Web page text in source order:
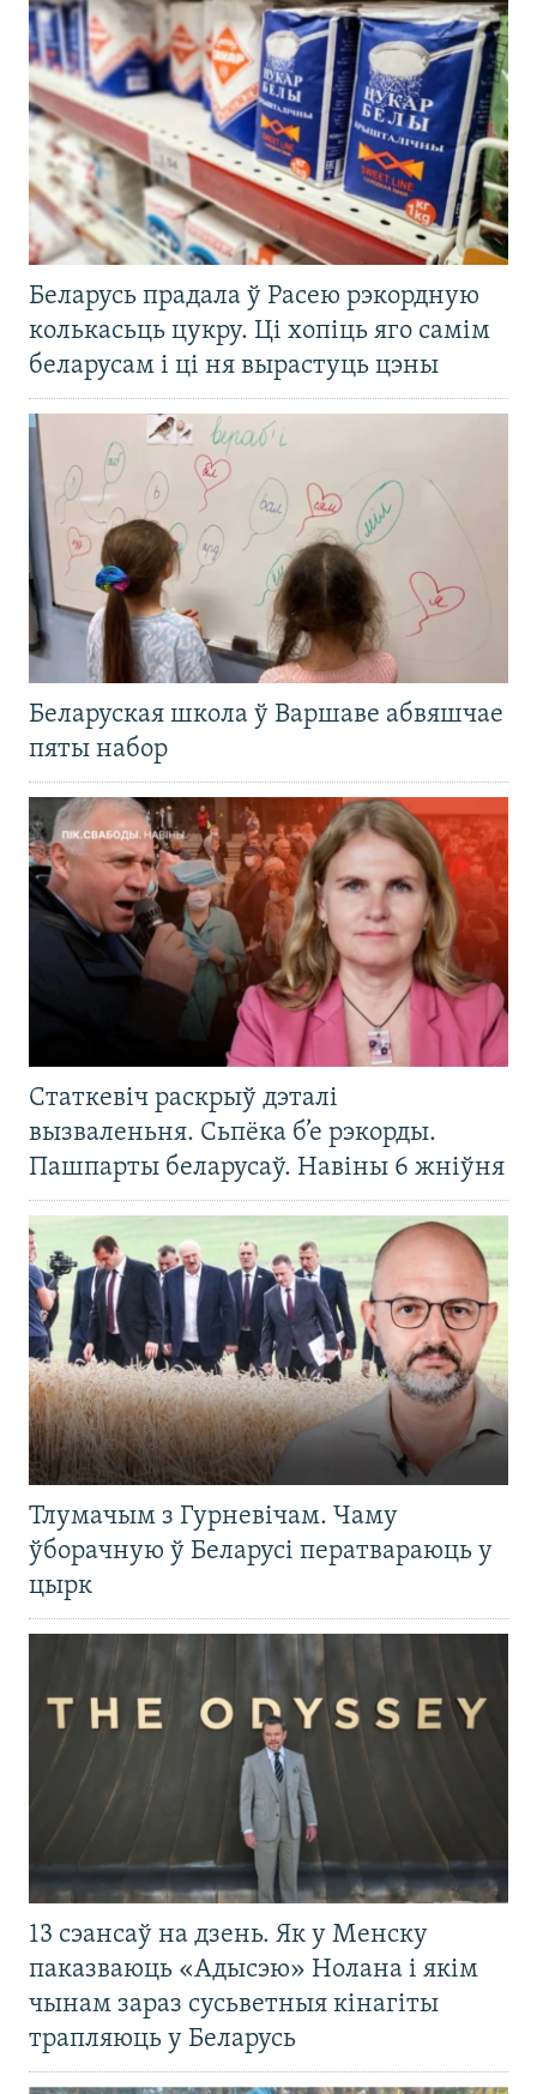
Беларусь прадала ў Расею рэкордную
колькасьць цукру. Ці хопіць яго самім
беларусам і ці ня вырастуць цэны
Беларуская школа ў Варшаве абвяшчае
пяты набор
Статкевіч раскрыў дэталі
вызваленьня. Сьпёка б’е рэкорды.
Пашпарты беларусаў. Навіны 6 жніўня
Тлумачым з Гурневічам. Чаму
ўборачную ў Беларусі ператвараюць у
цырк
13 сэансаў на дзень. Як у Менску
паказваюць «Адысэю» Нолана і якім
чынам зараз сусьветныя кінагіты
трапляюць у Беларусь